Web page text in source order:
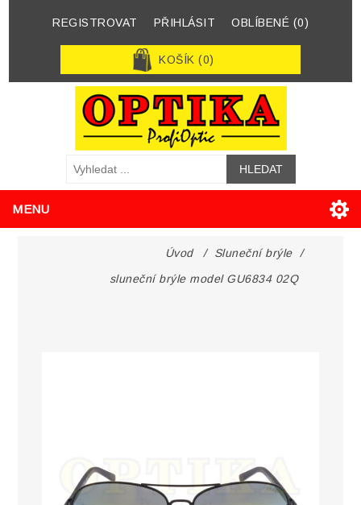
REGISTROVAT PŘIHLÁSIT OBLÍBENÉ (0)
KOŠÍK (0)
MENU
Úvod / Sluneční brýle /
sluneční brýle model GU6834 02Q